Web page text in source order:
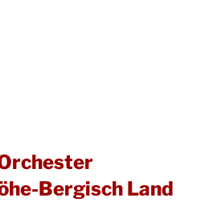
Bergisch Land